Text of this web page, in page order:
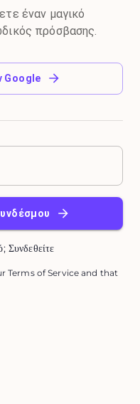
έναν μαγικό
πρόσβασης.
Google
Συνδεθείτε
Terms of Service and that